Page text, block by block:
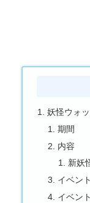
妖怪ウォ
期間
内容
新妖
イベン
イベン